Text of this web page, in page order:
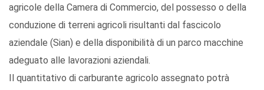
agricole della Camera di Commercio, del possesso o della
conduzione di terreni agricoli risultanti dal fascicolo
aziendale (Sian) e della disponibilità di un parco macchine
adeguato alle lavorazioni aziendali.
Il quantitativo di carburante agricolo assegnato potrà